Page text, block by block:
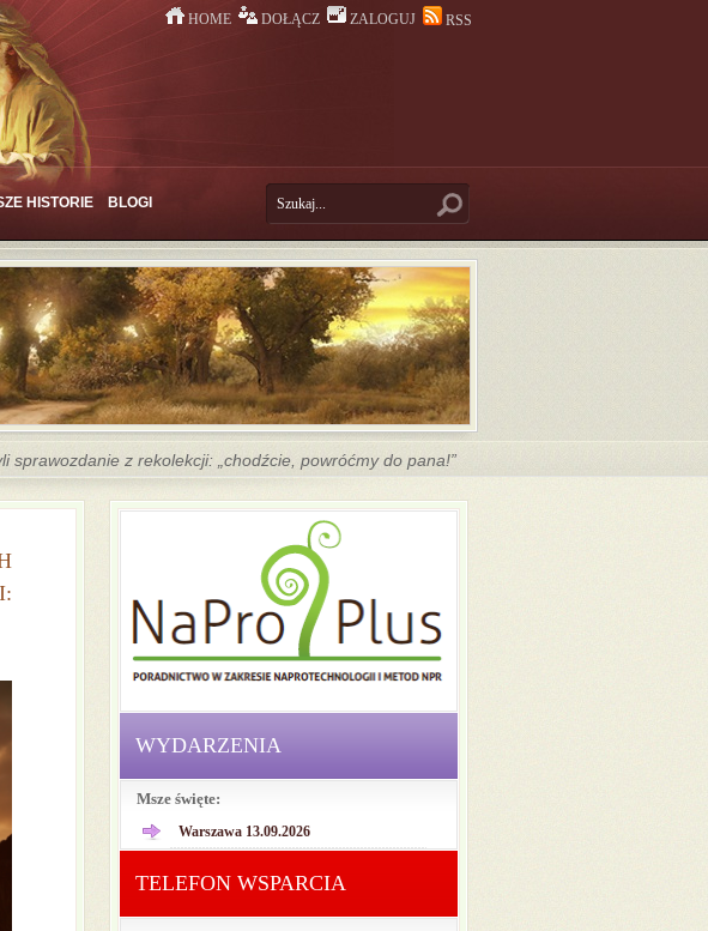
HOME DOŁĄCZ ZALOGUJ RSS
HISTORIE BLOGI
z rekolekcji: „chodźcie, powróćmy do pana!”
WYDARZENIA
Msze święte:
Warszawa 13.09.2026
TELEFON WSPARCIA